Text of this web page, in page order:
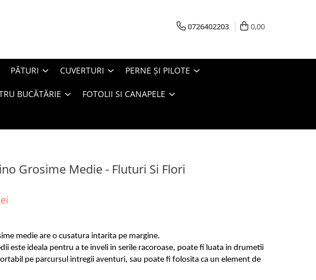
0726402203 0,00
PĂTURI CUVERTURI PERNE ŞI PILOTE
BUCĂTĂRIE FOTOLII SI CANAPELE
Grosime Medie - Fluturi Si Flori
medie are o cusatura intarita pe margine.
este ideala pentru a te inveli in serile racoroase, poate fi luata in drumetii
pe parcursul intregii aventuri, sau poate fi folosita ca un element de